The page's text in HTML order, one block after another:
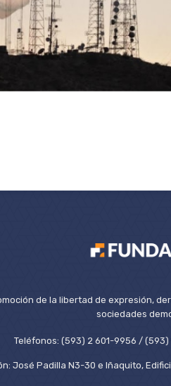
de la libertad de expresión,
sociedades
Teléfonos: (593) 2 601-9956 /
José Padilla N3-30 e Iñaquito,